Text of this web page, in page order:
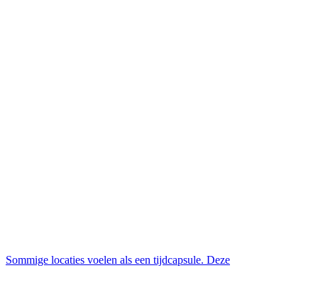
Sommige locaties voelen als een tijdcapsule. Deze